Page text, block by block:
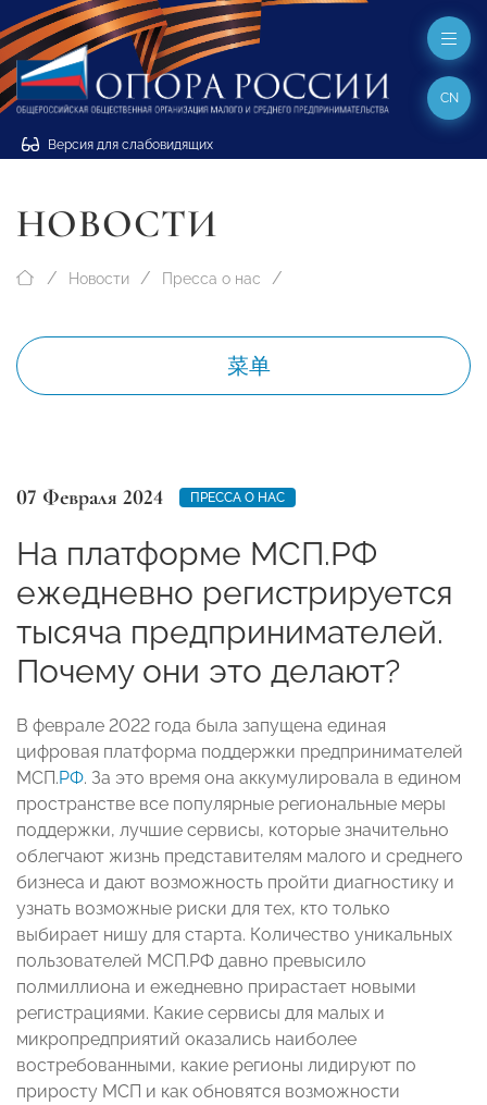
Версия для слабовидящих
CN
НОВОСТИ
Новости Пресса о нас
菜单
07 Февраля 2024 ПРЕССА О НАС
На платформе МСП.РФ
ежедневно регистрируется
тысяча предпринимателей.
Почему они это делают?
В феврале 2022 года была запущена единая
цифровая платформа поддержки предпринимателей
МСП.РФ. За это время она аккумулировала в едином
пространстве все популярные региональные меры
поддержки, лучшие сервисы, которые значительно
облегчают жизнь представителям малого и среднего
бизнеса и дают возможность пройти диагностику и
узнать возможные риски для тех, кто только
выбирает нишу для старта. Количество уникальных
пользователей МСП.РФ давно превысило
полмиллиона и ежедневно прирастает новыми
регистрациями. Какие сервисы для малых и
микропредприятий оказались наиболее
востребованными, какие регионы лидируют по
приросту МСП и как обновятся возможности